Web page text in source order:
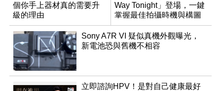
個你手上器材真的需要升
級的理由
Way Tonight」登場，一鍵
掌握最佳拍攝時機與構圖
Sony A7R VI 疑似真機外觀曝光，
新電池恐與舊機不相容
立即諮詢HPV！是對自己健康最好